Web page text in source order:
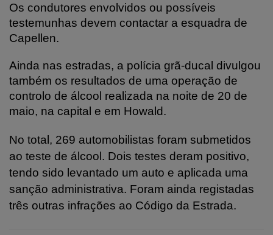
Os condutores envolvidos ou possíveis
testemunhas devem contactar a esquadra de
Capellen.
Ainda nas estradas, a polícia grã-ducal divulgou
também os resultados de uma operação de
controlo de álcool realizada na noite de 20 de
maio, na capital e em Howald.
No total, 269 automobilistas foram submetidos
ao teste de álcool. Dois testes deram positivo,
tendo sido levantado um auto e aplicada uma
sanção administrativa. Foram ainda registadas
três outras infrações ao Código da Estrada.